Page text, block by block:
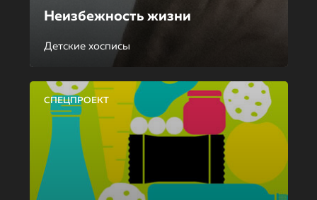
Неизбежность жизни
Детские хосписы
СПЕЦПРОЕКТ